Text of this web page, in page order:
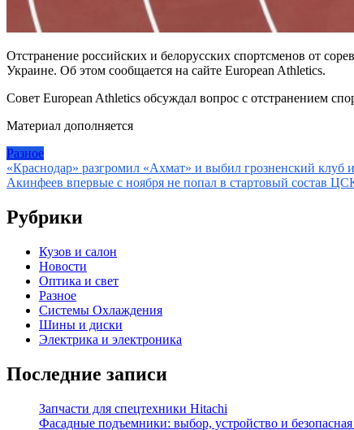
Отстранение российских и белорусских спортсменов от
Украине. Об этом сообщается на сайте European Athletics.
Совет European Athletics обсуждал вопрос с отстранением
Материал дополняется
Разное
Навигация
по
записям
«Краснодар» разгромил «Ахмат» и выбил грозненский
Акинфеев впервые с ноября не попал в стартовый состав
Рубрики
Кузов и салон
Новости
Оптика и свет
Разное
Системы Охлаждения
Шины и диски
Электрика и электроника
Последние записи
Запчасти для спецтехники Hitachi
Фасадные подъемники: выбор, устройство и